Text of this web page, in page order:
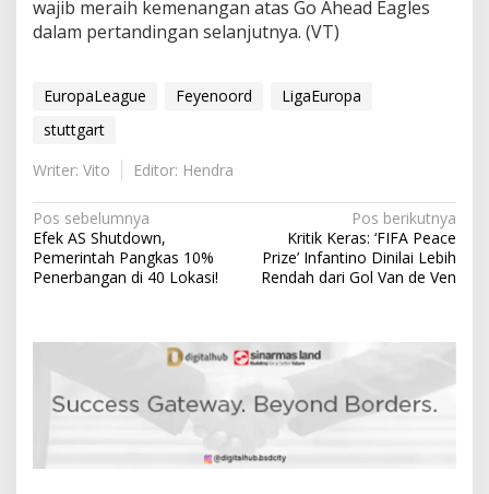
wajib meraih kemenangan atas Go Ahead Eagles
dalam pertandingan selanjutnya. (VT)
EuropaLeague Feyenoord
LigaEuropa
stuttgart
Writer: Vito
Editor: Hendra
N
a
v
g
p
Pos sebelumnya
Efek AS Shutdown,
Pemerintah Pangkas 10%
Penerbangan di 40 Lokasi!
Pos berikutnya
Kritik Keras: ‘FIFA Peace
Prize’ Infantino Dinilai Lebih
Rendah dari Gol Van de Ven